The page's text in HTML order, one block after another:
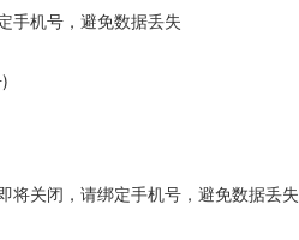
手机号，避免数据丢失
将关闭，请绑定手机号，避免数据丢失